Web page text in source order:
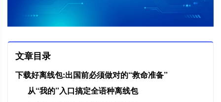
文章目录
下载好离线包:出国前必须做对的“救命准备”
从“我的”入口搞定全语种离线包